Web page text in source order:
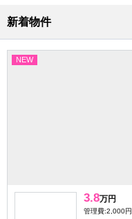
新着物件
NEW
3.8万円
管理費:2,000円